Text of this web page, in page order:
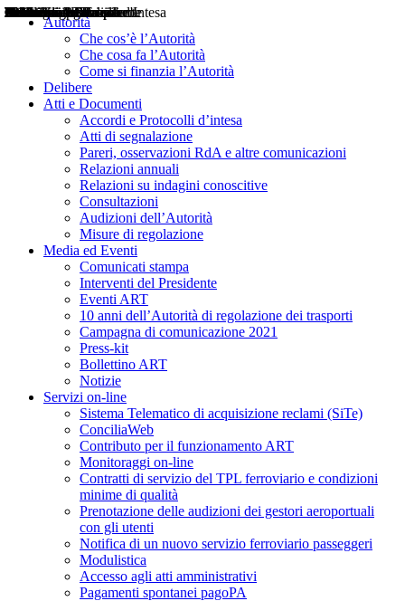
Autorità
Che cos’è l’Autorità
Che cosa fa l’Autorità
Come si finanzia l’Autorità
Delibere
Atti e Documenti
Accordi e Protocolli d’intesa
Atti di segnalazione
Pareri, osservazioni RdA e altre comunicazioni
Relazioni annuali
Relazioni su indagini conoscitive
Consultazioni
Audizioni dell’Autorità
Misure di regolazione
Media ed Eventi
Comunicati stampa
Interventi del Presidente
Eventi ART
10 anni dell’Autorità di regolazione dei trasporti
Campagna di comunicazione 2021
Press-kit
Bollettino ART
Notizie
Servizi on-line
Sistema Telematico di acquisizione reclami (SiTe)
ConciliaWeb
Contributo per il funzionamento ART
Monitoraggi on-line
Contratti di servizio del TPL ferroviario e condizioni
minime di qualità
Prenotazione delle audizioni dei gestori aeroportuali
con gli utenti
Notifica di un nuovo servizio ferroviario passeggeri
Modulistica
Accesso agli atti amministrativi
Pagamenti spontanei pagoPA
Delibere
Pareri
Consultazioni
Audizioni
Atti di Segnalazione
Accordi e Protocolli d'Intesa
Relazioni annuali
Misure di regolazione
Notizie
Comunicati Stampa
Bollettini ART
Convegni ART
Interviste del Presidente
Articoli in primo piano
Interventi del Presidente
2004
2005
2010
2013
2014
2015
2016
2017
2018
2019
202
2020
2021
2022
2023
2024
2025
2026
Aereo
Marittimo
Terrestre